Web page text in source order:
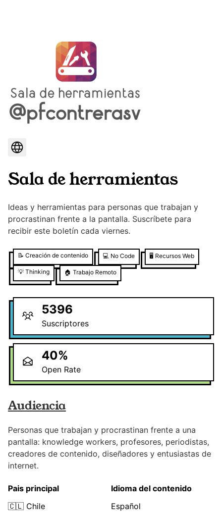
Sala de herramientas
Ideas y herramientas para personas que trabajan y
procrastinan frente a la pantalla. Suscríbete para
recibir este boletín cada viernes.
📝 Creación de contenido 💻 No Code 🖥️ Recursos Web
💡 Thinking 🏠 Trabajo Remoto
5396
Suscriptores
40%
Open Rate
Audiencia
Personas que trabajan y procrastinan frente a una
pantalla: knowledge workers, profesores, periodistas,
creadores de contenido, diseñadores y entusiastas de
internet.
Pais principal
🇨🇱 Chile
Idioma del contenido
Español